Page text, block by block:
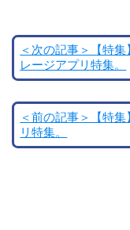
＜次の記事＞【特
レージアプリ特集。
＜前の記事＞【特
リ特集。